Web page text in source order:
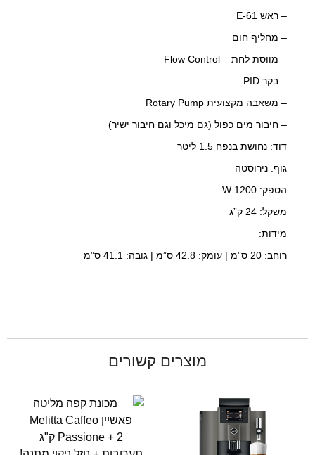
– ראש E-61
– מחליף חום
– מווסת לחת – Flow Control
– בקר PID
– משאבה מקצועית Rotary Pump
– חיבור מים כפול (גם מיכל וגם חיבור ישיר)
דוד: נחושת בנפח 1.5 ליטר
גוף: נירוסטה
הספק: 1200 W
משקל: 24 ק”ג
מידות:
רוחב: 20 ס”מ | עומק: 42.8 ס”מ | גובה: 41.1 ס”מ
מוצרים קשורים